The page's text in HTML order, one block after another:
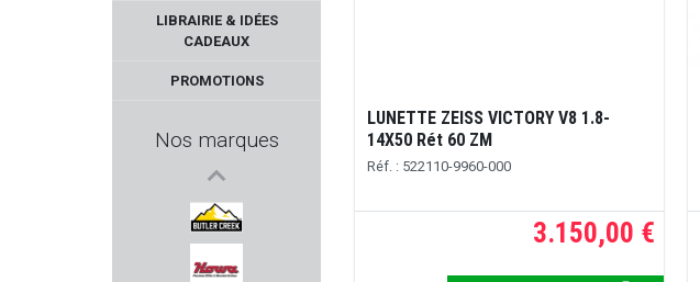
LIBRAIRIE & IDÉES
CADEAUX
PROMOTIONS
Nos marques
HECKLER & KOCH
BUTLER CREEK
LUNETTE ZEISS VICTORY V8 1.8-
14X50 Rét 60 ZM
Réf. : 522110-9960-000
3.150,00 €